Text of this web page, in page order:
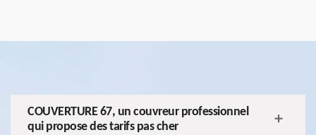
COUVERTURE 67, un couvreur professionnel
qui propose des tarifs pas cher